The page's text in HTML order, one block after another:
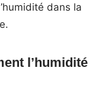
dans la
l’humidité